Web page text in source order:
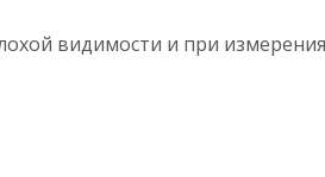
видимости и при